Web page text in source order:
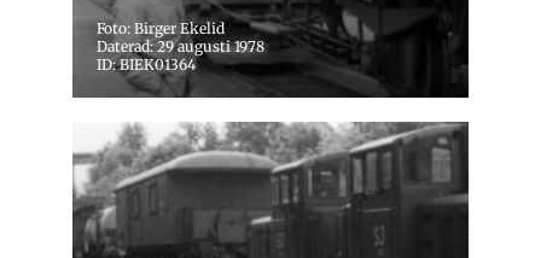
Foto: Birger Ekelid
Daterad: 29 augusti 1978
ID: BIEK01364